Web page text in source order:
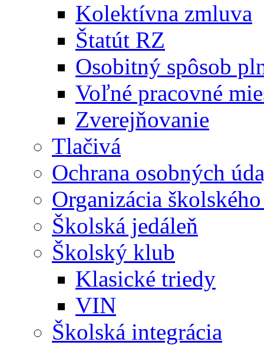
Kolektívna zmluva
Štatút RZ
Osobitný spôsob
Voľné pracovné
Zverejňovanie
Tlačivá
Ochrana osobných
Organizácia
Školská jedáleň
Školský klub
Klasické triedy
VIN
Školská integrácia